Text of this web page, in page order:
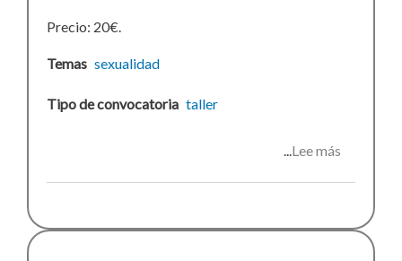
Precio: 20€.
Temas sexualidad
Tipo de convocatoria taller
Lee más
sexologia